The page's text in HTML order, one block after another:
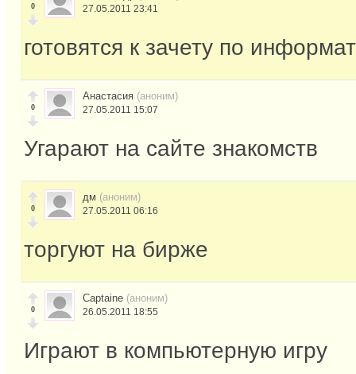
0 27.05.2011 23:41
готовятся к зачету по
0
Анастасия (аноним)
27.05.2011 15:07
Угарают на сайте знакомств
0
дм (аноним)
27.05.2011 06:16
торгуют на бирже
0
Captaine (аноним)
26.05.2011 18:55
Играют в компьютерную игру